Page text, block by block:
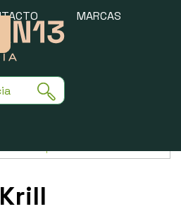
MARCAS
la experiencia de la web. Si sigues